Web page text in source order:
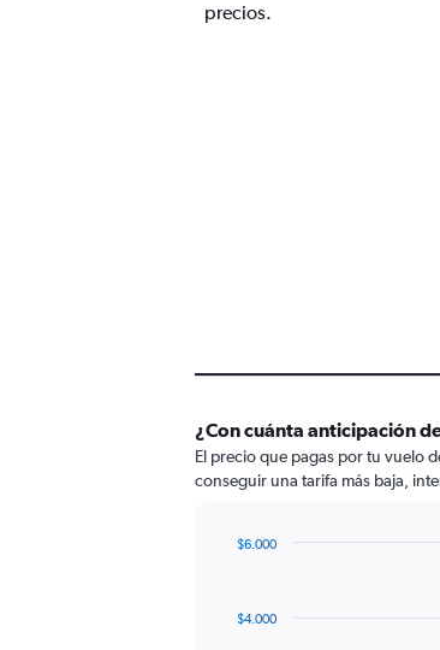
precios.
¿Con cuánta anticipación
El precio que pagas por tu vuelo
conseguir una tarifa más baja,
data
$4.000
$6.000